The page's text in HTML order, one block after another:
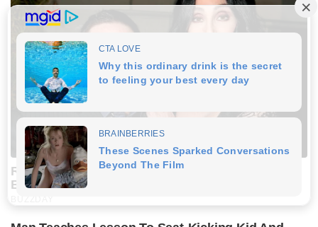
Remember Chaz Bono? You Better Sit Down
Before You See Him Now